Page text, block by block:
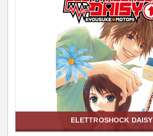
ELETTROSHOCK DAISY